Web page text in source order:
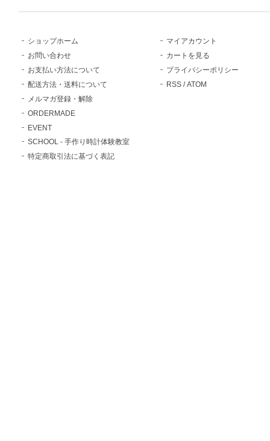
ショップホーム
お問い合わせ
お支払い方法について
配送方法・送料について
メルマガ登録・解除
ORDERMADE
EVENT
SCHOOL - 手作り時計体験教室
特定商取引法に基づく表記
マイアカウント
カートを見る
プライバシーポリシー
RSS /ATOM